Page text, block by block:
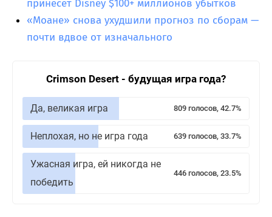
принесет Disney $100+ миллионов убытков
«Моане» снова ухудшили прогноз по сборам —
почти вдвое от изначального
Crimson Desert - будущая игра года?
Да, великая игра 809 голосов, 42.7%
Неплохая, но не игра года 639 голосов, 33.7%
Ужасная игра, ей никогда не
победить
446 голосов, 23.5%